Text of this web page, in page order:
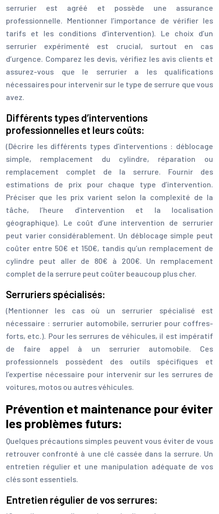
serrurier est agréé et possède une assurance
professionnelle. Mentionner l’importance de vérifier les
tarifs et les conditions d’intervention). Le choix d’un
serrurier expérimenté est crucial, surtout en cas
d’urgence. Comparez les devis, vérifiez les avis clients et
assurez-vous que le serrurier a les qualifications
nécessaires pour intervenir sur le type de serrure que vous
avez.
Différents types d’interventions
professionnelles et leurs coûts:
(Décrire les différents types d’interventions : déblocage
simple, remplacement du cylindre, réparation ou
remplacement complet de la serrure. Fournir des
estimations de prix pour chaque type d’intervention.
Préciser que les prix varient selon la complexité de la
tâche, l’heure d’intervention et la localisation
géographique). Le coût d’une intervention de serrurier
peut varier considérablement. Un déblocage simple peut
coûter entre 50€ et 150€, tandis qu’un remplacement de
cylindre peut aller de 80€ à 200€. Un remplacement
complet de la serrure peut coûter beaucoup plus cher.
Serruriers spécialisés:
(Mentionner les cas où un serrurier spécialisé est
nécessaire : serrurier automobile, serrurier pour coffres-
forts, etc.). Pour les serrures de véhicules, il est impératif
de faire appel à un serrurier automobile. Ces
professionnels possèdent des outils spécifiques et
l’expertise nécessaire pour intervenir sur les serrures de
voitures, motos ou autres véhicules.
Prévention et maintenance pour éviter
les problèmes futurs:
Quelques précautions simples peuvent vous éviter de vous
retrouver confronté à une clé cassée dans la serrure. Un
entretien régulier et une manipulation adéquate de vos
clés sont essentiels.
Entretien régulier de vos serrures: